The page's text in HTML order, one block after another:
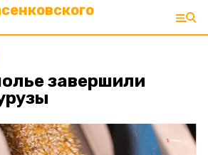
завершили